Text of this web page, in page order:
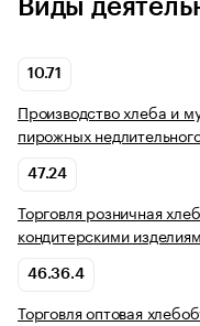
Виды
10.71
Производство хлеба и
пирожных
47.24
Торговля розничная
кондитерскими
46.36.4
Торговля оптовая